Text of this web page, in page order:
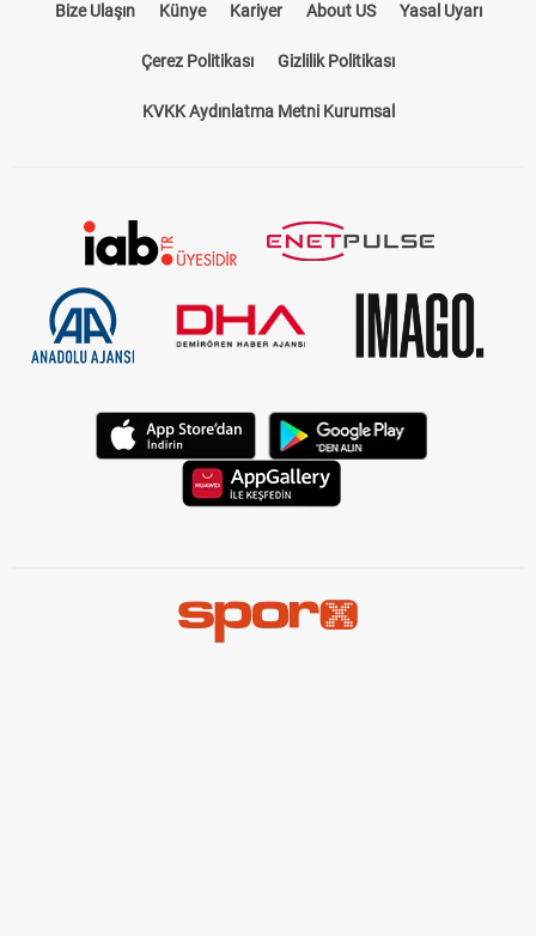
Bize Ulaşın Künye Kariyer About US Yasal Uyarı
Çerez Politikası Gizlilik Politikası
KVKK Aydınlatma Metni Kurumsal